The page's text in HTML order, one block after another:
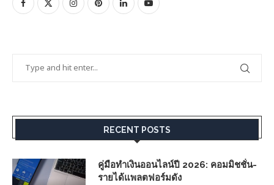
RECENT POSTS
คู่มือทำเงินออนไลน์ปี 2026: คอมมิชชั่น-
รายได้แพลตฟอร์มดัง